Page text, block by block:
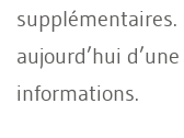
supplémentaires.
aujourd’hui
informations.